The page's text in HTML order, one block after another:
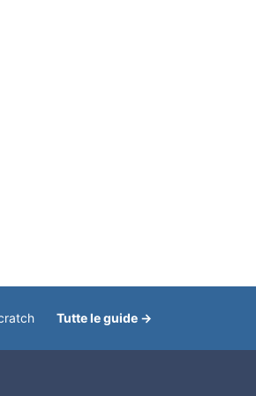
Tutte le guide →